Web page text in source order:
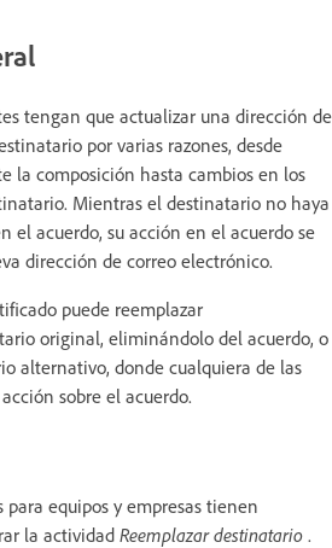
tengan que actualizar una dirección de
por varias razones, desde
la composición hasta cambios en los
Mientras el destinatario no haya
el acuerdo, su acción en el acuerdo se
dirección de correo electrónico.
puede reemplazar
original, eliminándolo del acuerdo, o
alternativo, donde cualquiera de las
sobre el acuerdo.
para equipos y empresas tienen
la actividad Reemplazar destinatario .